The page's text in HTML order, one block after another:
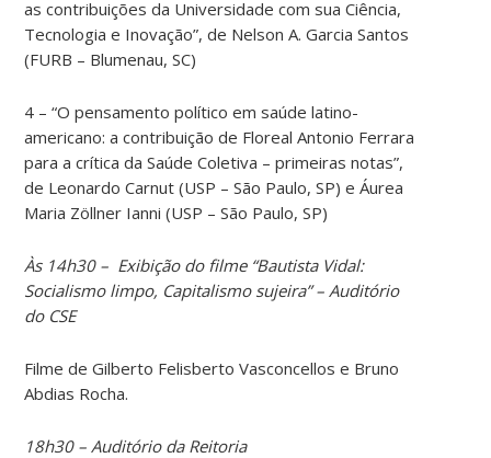
as contribuições da Universidade com sua Ciência,
Tecnologia e Inovação”, de Nelson A. Garcia Santos
(FURB – Blumenau, SC)
4 – “O pensamento político em saúde latino-
americano: a contribuição de Floreal Antonio Ferrara
para a crítica da Saúde Coletiva – primeiras notas”,
de Leonardo Carnut (USP – São Paulo, SP) e Áurea
Maria Zöllner Ianni (USP – São Paulo, SP)
Às 14h30 – Exibição do filme “Bautista Vidal:
Socialismo limpo, Capitalismo sujeira” – Auditório
do CSE
Filme de Gilberto Felisberto Vasconcellos e Bruno
Abdias Rocha.
18h30 – Auditório da Reitoria